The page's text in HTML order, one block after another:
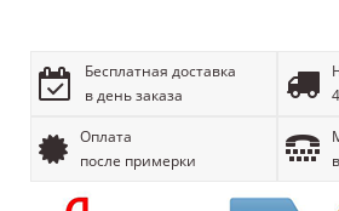
Бесплатная доставка
в день заказа
Оплата
после примерки